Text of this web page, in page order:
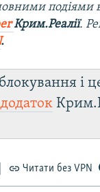
подіями
Крим.Реалії.
.
і
додаток
Читати без VPN